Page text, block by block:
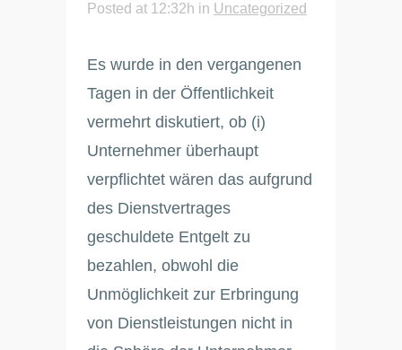
Posted at 12:32h in Uncategorized
Es wurde in den vergangenen
Tagen in der Öffentlichkeit
vermehrt diskutiert, ob (i)
Unternehmer überhaupt
verpflichtet wären das aufgrund
des Dienstvertrages
geschuldete Entgelt zu
bezahlen, obwohl die
Unmöglichkeit zur Erbringung
von Dienstleistungen nicht in